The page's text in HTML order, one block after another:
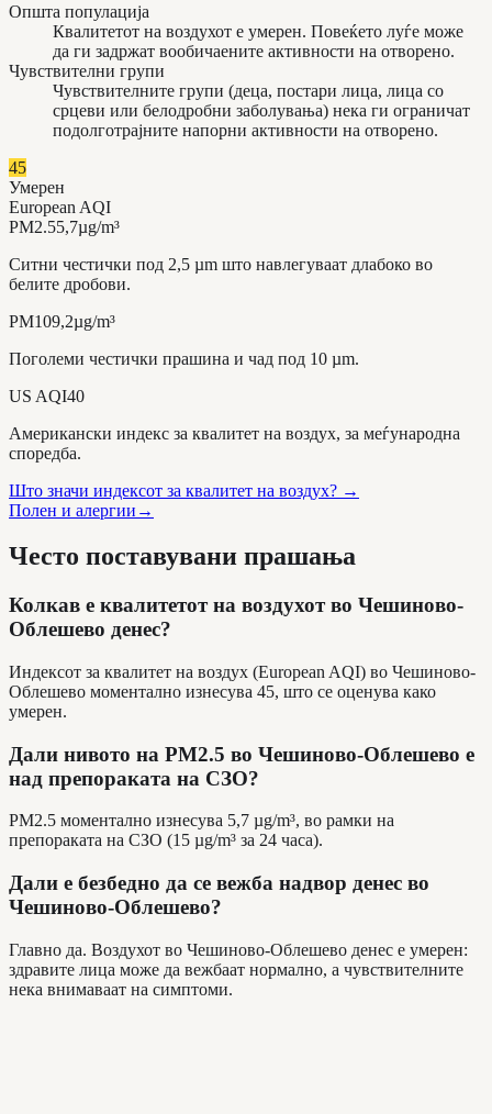
Општа популација
Квалитетот на воздухот е умерен. Повеќето луѓе може
да ги задржат вообичаените активности на отворено.
Чувствителни групи
Чувствителните групи (деца, постари лица, лица со
срцеви или белодробни заболувања) нека ги ограничат
подолготрајните напорни активности на отворено.
45
Умерен
European AQI
PM2.55,7µg/m³
Ситни честички под 2,5 µm што навлегуваат длабоко во
белите дробови.
PM109,2µg/m³
Поголеми честички прашина и чад под 10 µm.
US AQI40
Американски индекс за квалитет на воздух, за меѓународна
споредба.
Што значи индексот за квалитет на воздух? →
Полен и алергии →
Често поставувани прашања
Колкав е квалитетот на воздухот во Чешиново-
Облешево денес?
Индексот за квалитет на воздух (European AQI) во Чешиново-
Облешево моментално изнесува 45, што се оценува како
умерен.
Дали нивото на PM2.5 во Чешиново-Облешево е
над препораката на СЗО?
PM2.5 моментално изнесува 5,7 µg/m³, во рамки на
препораката на СЗО (15 µg/m³ за 24 часа).
Дали е безбедно да се вежба надвор денес во
Чешиново-Облешево?
Главно да. Воздухот во Чешиново-Облешево денес е умерен:
здравите лица може да вежбаат нормално, а чувствителните
нека внимаваат на симптоми.